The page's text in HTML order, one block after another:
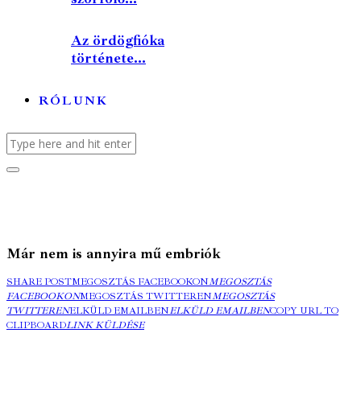
Az ördögfióka
története...
RÓLUNK
Már nem is annyira mű embriók
SHARE POSTMEGOSZTÁS FACEBOOKONMEGOSZTÁS
FACEBOOKONMEGOSZTÁS TWITTERENMEGOSZTÁS
TWITTERENELKÜLD EMAILBENELKÜLD EMAILBENCOPY URL TO
CLIPBOARDLINK KÜLDÉSE